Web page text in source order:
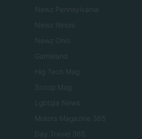
Newz Pennsylvania
Newz Illinois
Newz Ohio
Gameland
Hig Tech Mag
Scoop Mag
Lgbtqia News
Motors Magazine 365
Day Travel 365